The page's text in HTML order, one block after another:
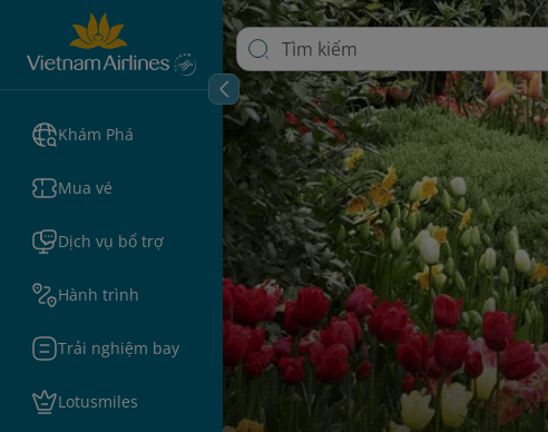
Khám Phá
Mua vé
Dịch vụ bổ trợ
Hành trình
Trải nghiệm bay
Lotusmiles